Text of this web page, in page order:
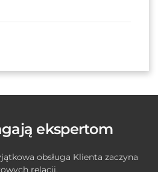
ekspertom
obsługa Klienta zaczyna
relacji.